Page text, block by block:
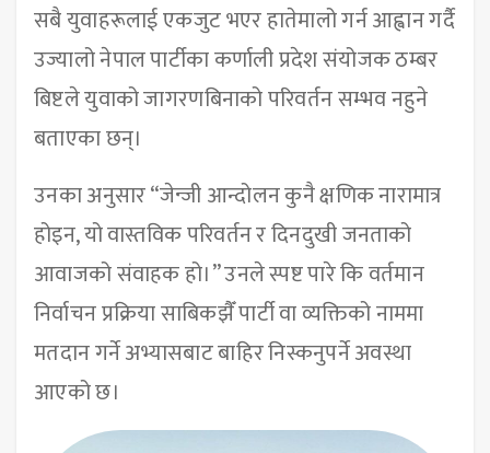
सबै युवाहरूलाई एकजुट भएर हातेमालो गर्न आह्वान गर्दै
उज्यालो नेपाल पार्टीका कर्णाली प्रदेश संयोजक ठम्बर
बिष्टले युवाको जागरणबिनाको परिवर्तन सम्भव नहुने
बताएका छन्।
उनका अनुसार “जेन्जी आन्दोलन कुनै क्षणिक नारामात्र
होइन, यो वास्तविक परिवर्तन र दिनदुखी जनताको
आवाजको संवाहक हो।” उनले स्पष्ट पारे कि वर्तमान
निर्वाचन प्रक्रिया साबिकझैँ पार्टी वा व्यक्तिको नाममा
मतदान गर्ने अभ्यासबाट बाहिर निस्कनुपर्ने अवस्था
आएको छ।